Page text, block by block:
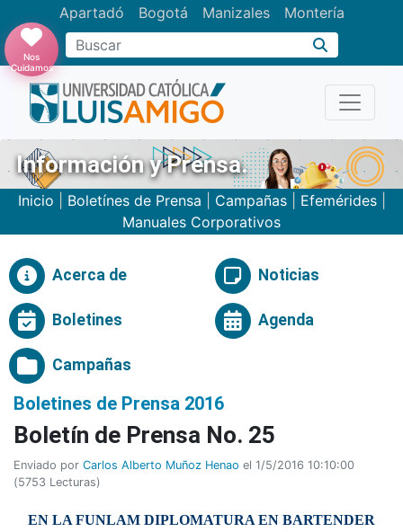
Apartadó Bogotá Manizales Montería
Buscar
Nos
Cuidamos
Información y Prensa.
Inicio Boletínes de Prensa Campañas| Efemérides|
Manuales Corporativos
Acerca de Noticias
Boletines Agenda
Campañas
Boletines de Prensa 2016
Boletí­n de Prensa No. 25
Enviado por Carlos Alberto Muñoz Henao el 1/5/2016 10:10:00
(5753 Lecturas)
EN LA FUNLAM DIPLOMATURA EN BARTENDER